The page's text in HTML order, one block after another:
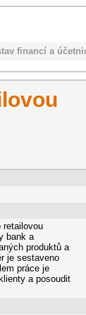
financí a
retailovou
bank a
produktů a
je sestaveno
práce je
a posoudit